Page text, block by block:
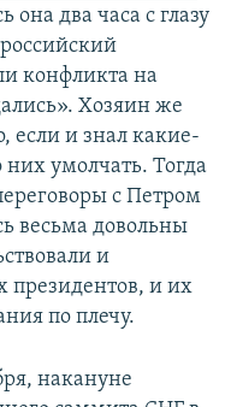
она два часа с глазу
российский
конфликта на
Хозяин же
если и знал какие-
них умолчать. Тогда
с Петром
весьма довольны
и
президентов, и их
по плечу.
накануне